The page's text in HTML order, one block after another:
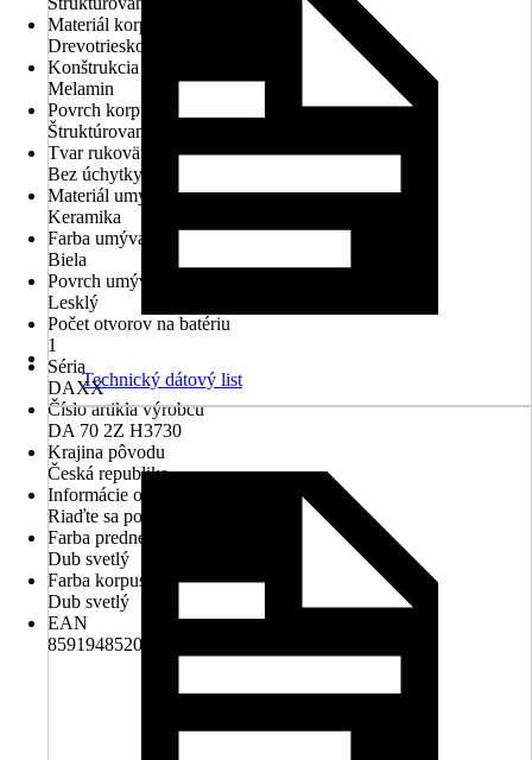
Materiál korpusu
Drevotriesková doska
Konštrukcia korpusu
Melamin
Povrch korpusu
Štruktúrovaný
Tvar rukoväte
Bez úchytky
Materiál umývadla
Keramika
Farba umývadla
Biela
Povrch umývadla
Lesklý
Počet otvorov na batériu
1
Séria
DAXX
Číslo artikla výrobcu
DA 70 2Z H3730
Krajina pôvodu
Česká republika
Informácie o likvidácii
Riaďte sa pokynmi na likvidáciu
Farba prednej časti
Dub svetlý
Farba korpusu
Dub svetlý
EAN
8591948520917
Technický dátový list